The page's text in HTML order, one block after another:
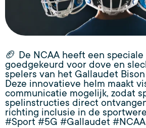
🏈 De NCAA heeft een
goedgekeurd voor dove en
spelers van het Gallaudet
Deze innovatieve helm maakt
communicatie mogelijk, zodat
spelinstructies direct
richting inclusie in de
#Sport #5G #Gallaudet #NCAA